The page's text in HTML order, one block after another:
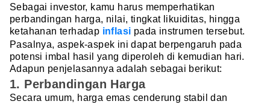
Sebagai investor, kamu harus memperhatikan
perbandingan harga, nilai, tingkat likuiditas, hingga
ketahanan terhadap inflasi pada instrumen tersebut.
Pasalnya, aspek-aspek ini dapat berpengaruh pada
potensi imbal hasil yang diperoleh di kemudian hari.
Adapun penjelasannya adalah sebagai berikut:
1. Perbandingan Harga
Secara umum, harga emas cenderung stabil dan